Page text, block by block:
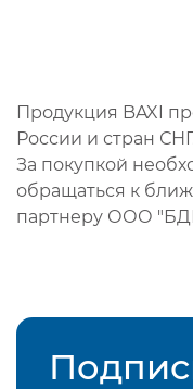
Продукция BAXI
России и стран
За покупкой
обращаться к
партнеру ООО